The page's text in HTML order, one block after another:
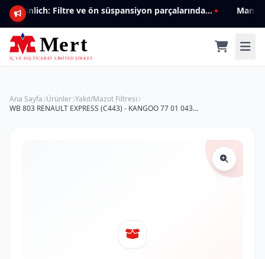
Mannlich: Filtre ve ön süspansiyon parçalarında genişleyen ürün yelpazesiyle kalite ve güven.
Ana Sayfa Ürünler Yakıt/Mazot Filtresi
WB 803 RENAULT EXPRESS (C443) - KANGOO 77 01 043 620 Yakıt/Mazot Filtresi